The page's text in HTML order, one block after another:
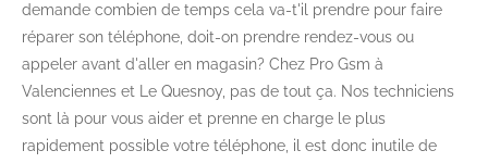
demande combien de temps cela va-t'il prendre pour faire
réparer son téléphone, doit-on prendre rendez-vous ou
appeler avant d'aller en magasin? Chez Pro Gsm à
Valenciennes et Le Quesnoy, pas de tout ça. Nos techniciens
sont là pour vous aider et prenne en charge le plus
rapidement possible votre téléphone, il est donc inutile de